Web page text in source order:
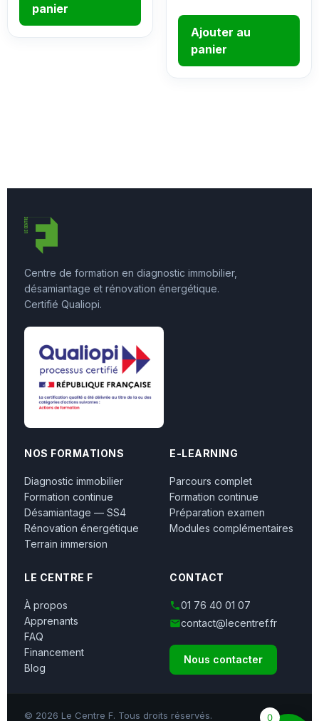
panier
Ajouter au
panier
Centre de formation en diagnostic immobilier,
désamiantage et rénovation énergétique.
Certifié Qualiopi.
NOS FORMATIONS
Diagnostic immobilier
Formation continue
Désamiantage — SS4
Rénovation énergétique
Terrain immersion
E-LEARNING
Parcours complet
Formation continue
Préparation examen
Modules complémentaires
LE CENTRE F
À propos
Apprenants
FAQ
Financement
Blog
CONTACT
01 76 40 01 07
contact@lecentref.fr
Nous contacter
© 2026 Le Centre F. Tous droits réservés. 0